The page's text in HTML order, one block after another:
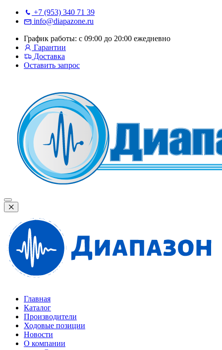
+7 (953) 340 71 39
info@diapazone.ru
График работы: с 09:00 до 20:00 ежедневно
Гарантии
Доставка
Оставить запрос
Главная
Каталог
Производители
Ходовые позиции
Новости
О компании